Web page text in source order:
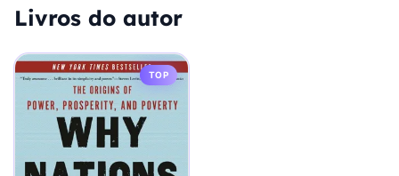
Livros do autor
TOP